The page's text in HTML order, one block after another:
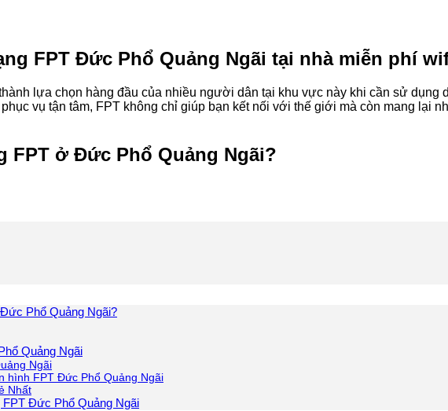
FPT Đức Phổ Quảng Ngãi tại nhà miễn phí
lựa chọn hàng đầu của nhiều người dân tại khu vực này khi cần sử dụng
vụ tận tâm, FPT không chỉ giúp bạn kết nối với thế giới mà còn mang lại
FPT ở Đức Phổ Quảng Ngãi?
Phổ Quảng Ngãi?
Quảng Ngãi
Ngãi
hình FPT Đức Phổ Quảng Ngãi
Nhất
Đức Phổ Quảng Ngãi